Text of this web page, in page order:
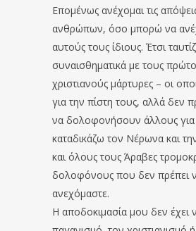
Επομένως ανέχομαι τις
ανθρώπων, όσο μπορώ να
αυτούς τους ίδιους. Έτσι
συναισθηματικά με τους
χριστιανούς μάρτυρες – οι
για την πίστη τους, αλλά δεν
να δολοφονήσουν άλλους
καταδικάζω τον Νέρωνα και
και όλους τους Άραβες
δολοφόνους που δεν πρέπει
ανεχόμαστε.
Η αποδοκιμασία μου δεν έχει